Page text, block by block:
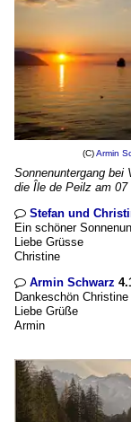
(C)Armin
Sonnenuntergang bei
die Île de Peilz am 07
 Stefan und
Ein schöner
Liebe Grüsse
Christine
 Armin Schwarz
Dankeschön Christine
Liebe Grüße
Armin